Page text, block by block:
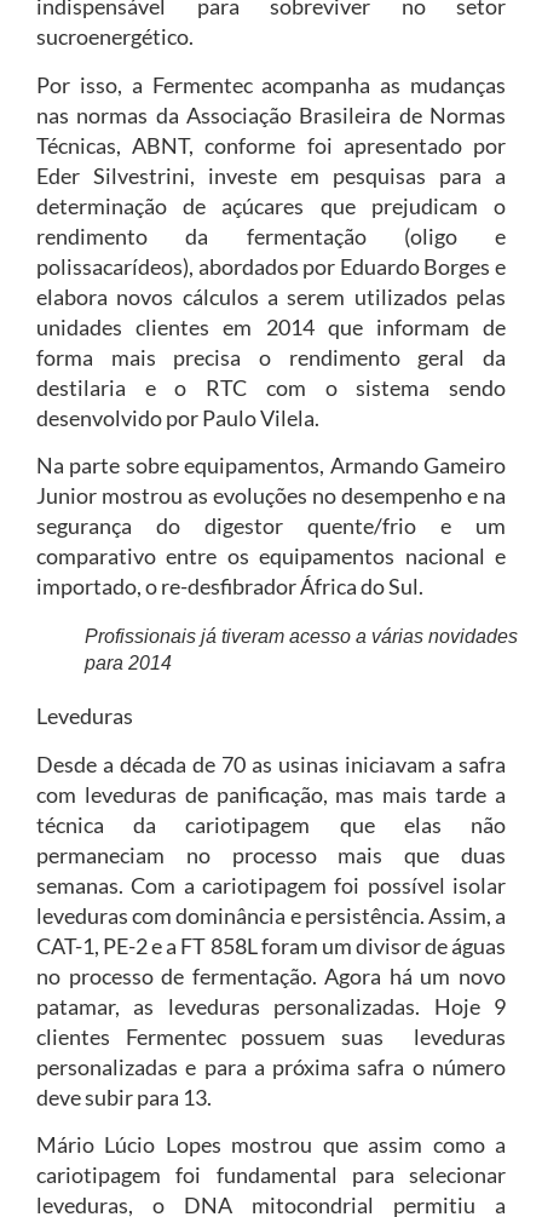
indispensável para sobreviver no setor
sucroenergético.
Por isso, a Fermentec acompanha as mudanças
nas normas da Associação Brasileira de Normas
Técnicas, ABNT, conforme foi apresentado por
Eder Silvestrini, investe em pesquisas para a
determinação de açúcares que prejudicam o
rendimento da fermentação (oligo e
polissacarídeos), abordados por Eduardo Borges e
elabora novos cálculos a serem utilizados pelas
unidades clientes em 2014 que informam de
forma mais precisa o rendimento geral da
destilaria e o RTC com o sistema sendo
desenvolvido por Paulo Vilela.
Na parte sobre equipamentos, Armando Gameiro
Junior mostrou as evoluções no desempenho e na
segurança do digestor quente/frio e um
comparativo entre os equipamentos nacional e
importado, o re-desfibrador África do Sul.
Profissionais já tiveram acesso a várias novidades
para 2014
Leveduras
Desde a década de 70 as usinas iniciavam a safra
com leveduras de panificação, mas mais tarde a
técnica da cariotipagem que elas não
permaneciam no processo mais que duas
semanas. Com a cariotipagem foi possível isolar
leveduras com dominância e persistência. Assim, a
CAT-1, PE-2 e a FT 858L foram um divisor de águas
no processo de fermentação. Agora há um novo
patamar, as leveduras personalizadas. Hoje 9
clientes Fermentec possuem suas leveduras
personalizadas e para a próxima safra o número
deve subir para 13.
Mário Lúcio Lopes mostrou que assim como a
cariotipagem foi fundamental para selecionar
leveduras, o DNA mitocondrial permitiu a